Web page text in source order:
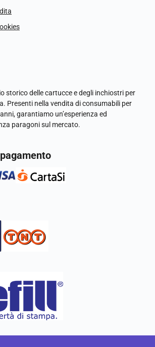
storico delle cartucce e degli inchiostri per
Presenti nella vendita di consumabili per
garantiamo un’esperienza ed
paragoni sul mercato.